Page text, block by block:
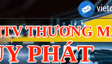
THƯƠNG
PHÁT